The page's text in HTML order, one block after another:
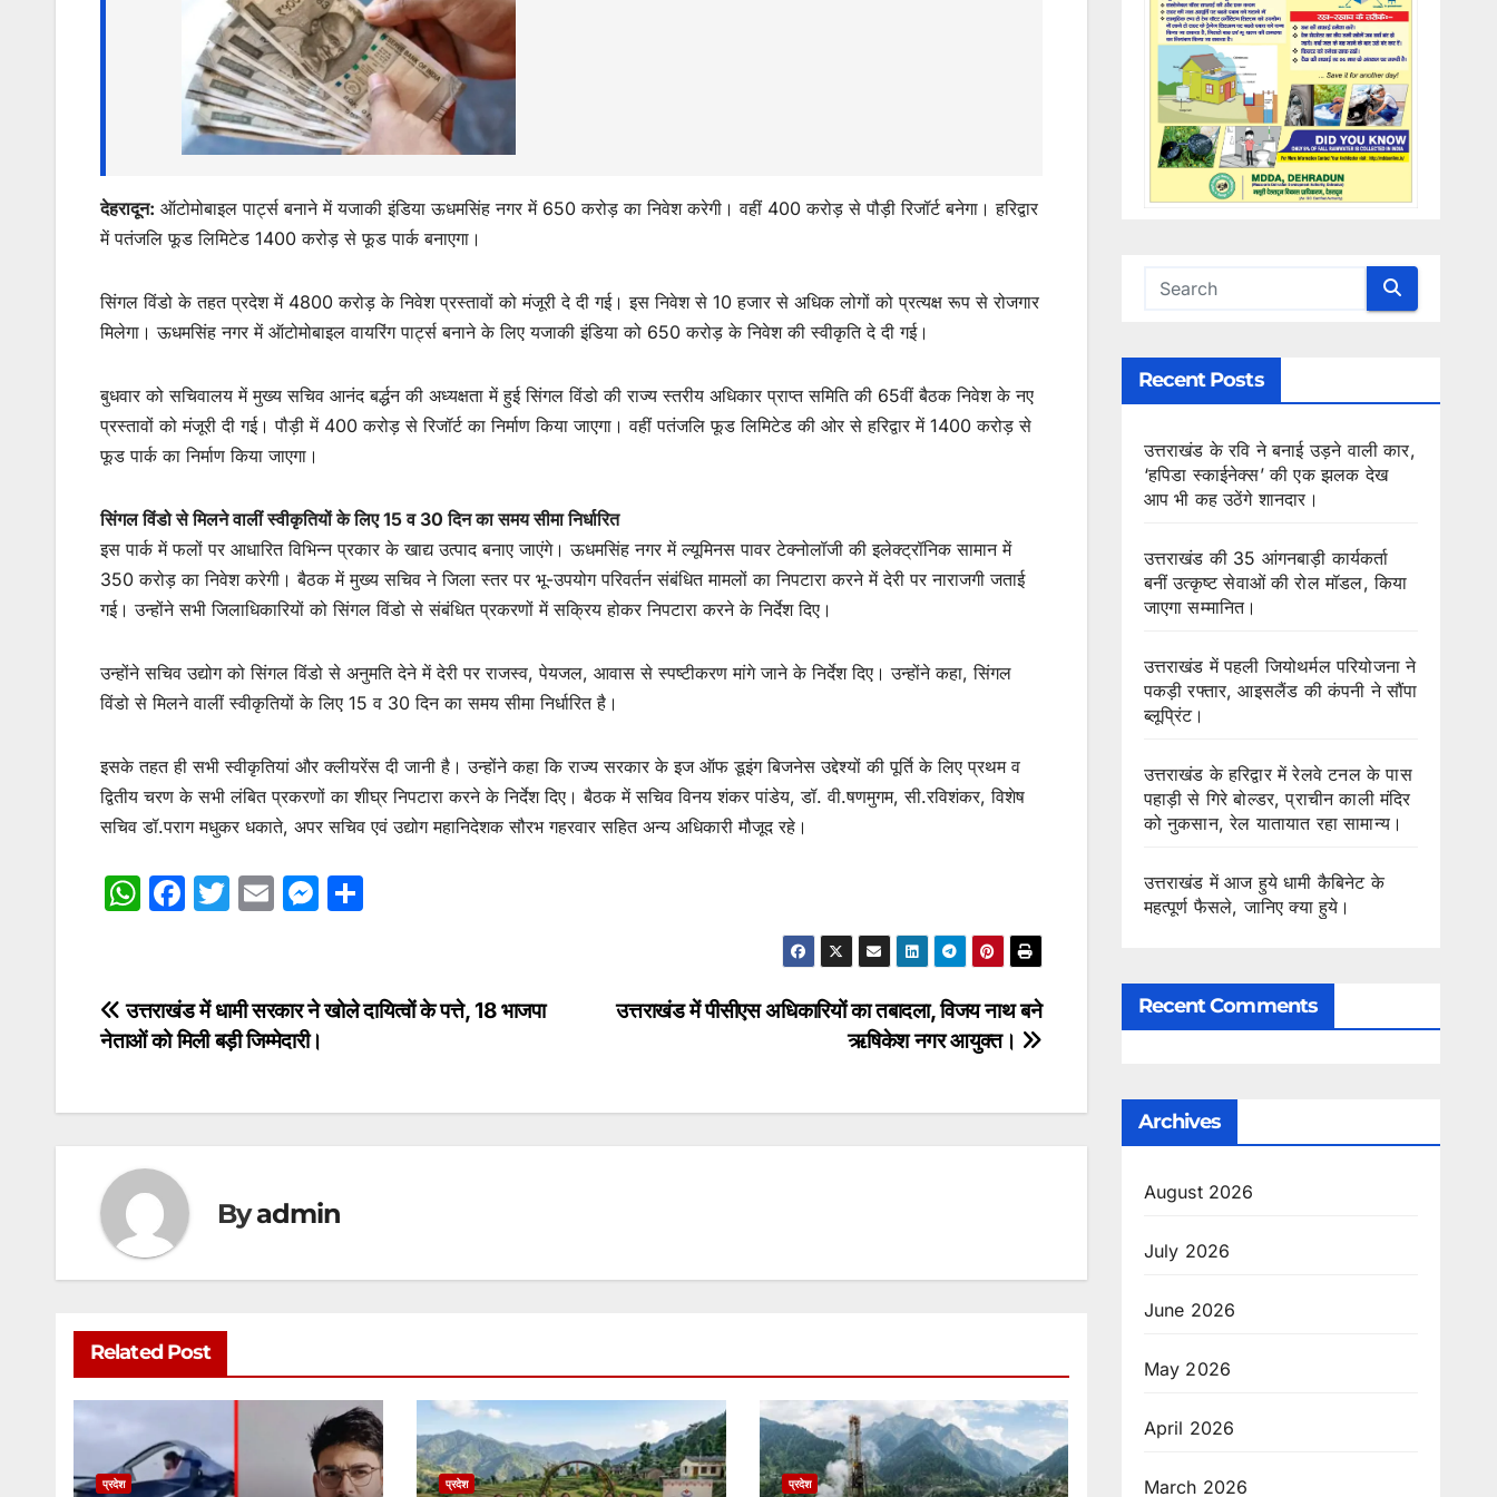
o
o
k
n
g
er
देहरादून: ऑटोमोबाइल पार्ट्स बनाने में यजाकी इंडिया ऊधमसिंह नगर में 650 करोड़ का निवेश करेगी। वहीं 400 करोड़ से पौड़ी रिजॉर्ट बनेगा। हरिद्वार
में पतंजलि फूड लिमिटेड 1400 करोड़ से फूड पार्क बनाएगा।
सिंगल विंडो के तहत प्रदेश में 4800 करोड़ के निवेश प्रस्तावों को मंजूरी दे दी गई। इस निवेश से 10 हजार से अधिक लोगों को प्रत्यक्ष रूप से रोजगार
मिलेगा। ऊधमसिंह नगर में ऑटोमोबाइल वायरिंग पार्ट्स बनाने के लिए यजाकी इंडिया को 650 करोड़ के निवेश की स्वीकृति दे दी गई।
बुधवार को सचिवालय में मुख्य सचिव आनंद बर्द्धन की अध्यक्षता में हुई सिंगल विंडो की राज्य स्तरीय अधिकार प्राप्त समिति की 65वीं बैठक निवेश के नए
प्रस्तावों को मंजूरी दी गई। पौड़ी में 400 करोड़ से रिजॉर्ट का निर्माण किया जाएगा। वहीं पतंजलि फूड लिमिटेड की ओर से हरिद्वार में 1400 करोड़ से
फूड पार्क का निर्माण किया जाएगा।
सिंगल विंडो से मिलने वालीं स्वीकृतियों के लिए 15 व 30 दिन का समय सीमा निर्धारित
इस पार्क में फलों पर आधारित विभिन्न प्रकार के खाद्य उत्पाद बनाए जाएंगे। ऊधमसिंह नगर में ल्यूमिनस पावर टेक्नोलॉजी की इलेक्ट्रॉनिक सामान में
350 करोड़ का निवेश करेगी। बैठक में मुख्य सचिव ने जिला स्तर पर भू-उपयोग परिवर्तन संबंधित मामलों का निपटारा करने में देरी पर नाराजगी जताई
गई। उन्होंने सभी जिलाधिकारियों को सिंगल विंडो से संबंधित प्रकरणों में सक्रिय होकर निपटारा करने के निर्देश दिए।
उन्होंने सचिव उद्योग को सिंगल विंडो से अनुमति देने में देरी पर राजस्व, पेयजल, आवास से स्पष्टीकरण मांगे जाने के निर्देश दिए। उन्होंने कहा, सिंगल
विंडो से मिलने वालीं स्वीकृतियों के लिए 15 व 30 दिन का समय सीमा निर्धारित है।
इसके तहत ही सभी स्वीकृतियां और क्लीयरेंस दी जानी है। उन्होंने कहा कि राज्य सरकार के इज ऑफ डूइंग बिजनेस उद्देश्यों की पूर्ति के लिए प्रथम व
द्वितीय चरण के सभी लंबित प्रकरणों का शीघ्र निपटारा करने के निर्देश दिए। बैठक में सचिव विनय शंकर पांडेय, डॉ. वी.षणमुगम, सी.रविशंकर, विशेष
सचिव डॉ.पराग मधुकर धकाते, अपर सचिव एवं उद्योग महानिदेशक सौरभ गहरवार सहित अन्य अधिकारी मौजूद रहे।
W
s
A
p
F
e
b
o
T
er
E
l
M
s
e
g
e
Post
navigation
उत्तराखंड में पीसीएस अधिकारियों का तबादला, विजय नाथ बने
ऋषिकेश नगर आयुक्त।
उत्तराखंड में धामी सरकार ने खोले दायित्वों के पत्ते, 18 भाजपा
नेताओं को मिली बड़ी जिम्मेदारी।
Byadmin
Related Post
प्रदेश प्रदेश प्रदेश
Recent Posts
उत्तराखंड के रवि ने बनाई उड़ने वाली कार,
‘हपिडा स्काईनेक्स’ की एक झलक देख
आप भी कह उठेंगे शानदार।
उत्तराखंड की 35 आंगनबाड़ी कार्यकर्ता
बनीं उत्कृष्ट सेवाओं की रोल मॉडल, किया
जाएगा सम्मानित।
उत्तराखंड में पहली जियोथर्मल परियोजना ने
पकड़ी रफ्तार, आइसलैंड की कंपनी ने सौंपा
ब्लूप्रिंट।
उत्तराखंड के हरिद्वार में रेलवे टनल के पास
पहाड़ी से गिरे बोल्डर, प्राचीन काली मंदिर
को नुकसान, रेल यातायात रहा सामान्य।
उत्तराखंड में आज हुये धामी कैबिनेट के
महत्पूर्ण फैसले, जानिए क्या हुये।
Recent Comments
Archives
August 2026
July 2026
June 2026
May 2026
April 2026
March 2026